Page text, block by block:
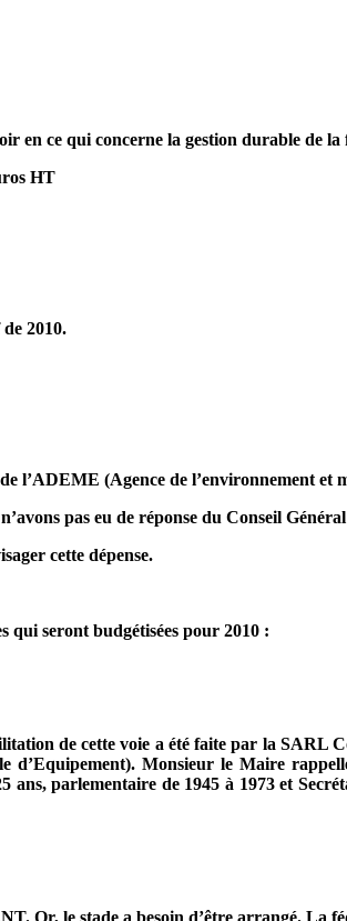
en ce qui concerne la gestion durable de la
HT
2010.
l’ADEME (Agence de l’environnement et
pas eu de réponse du Conseil
cette dépense.
qui seront budgétisées pour 2010 :
de cette voie a été faite par la SARL
d’Equipement). Monsieur le Maire
ans, parlementaire de 1945 à 1973 et
Or, le stade a besoin d’être arrangé. La